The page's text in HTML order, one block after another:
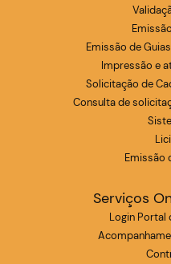
Emissão de
Impressão e
Solicitação de
Consulta de
Emissão
Serviços
Login Portal